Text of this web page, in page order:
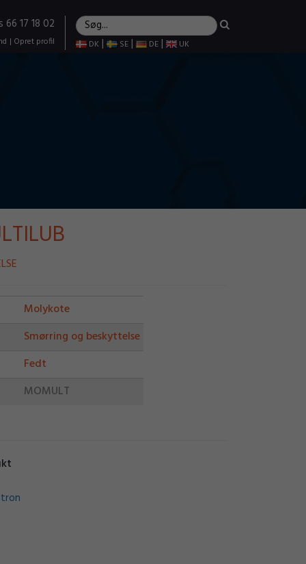
17 18 02
| Opret profil DK | SE | DE | UK
Molykote
Smørring og beskyttelse
Fedt
MOMULT